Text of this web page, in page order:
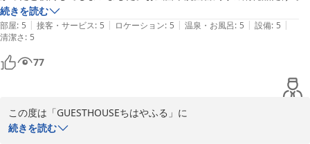
2026-04-06
アメニティについてもご満足いただけたとのこと
大変嬉しく拝読いたしました。
ぜひ次回は、よりゆっくりとお寛ぎいただければ
幸いです。またお会いできるのを楽しみにしております。
早朝のご出発にもかかわらず、お部屋を綺麗にお使いくださりあり
がとうございました。(__)
く、キッチン関係も非常に充実しており、何も不自由することがないこ
とに驚きました。今回は夫婦２人での利用でしたが、次は家族５人で利
用したいと思いました。部屋の広さからして、２人ではもったいなかっ
たです。また、他の方の書き込みを読んで、駐車場の広さに不安を感じ
ていたのですが、マツダCX5で行って大丈夫でした。確かに駐車スペー
スは広くありませんが、周辺の住宅も同じような感じで、それもある意
のよい対応をしていただき、本当に良い思い出になりました。ありがと
うございました。
続きを読む
部屋: 5 | 接客・サービス: 5 | ロケーション: 5 | 温泉・お風呂: 5 | 設備: 5 |
清潔さ: 5
77
この度は「GUESTHOUSEちはやふる」に
ご宿泊いただき、そして心のこもった
続きを読む